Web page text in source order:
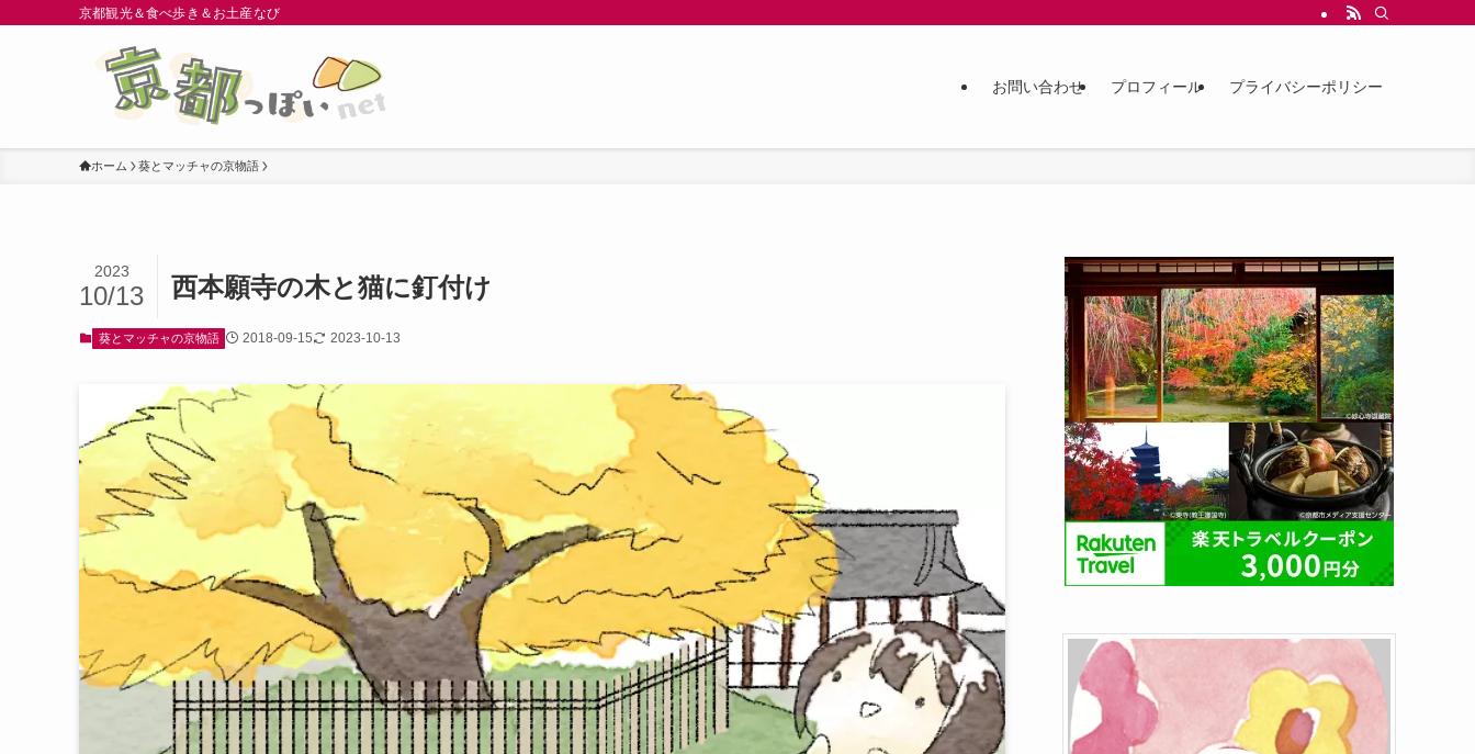
京都観光＆食べ歩き＆お土産なび
お問い合わせ プロフィール プライバシーポリシー
ホーム 葵とマッチャの京物語
西本願寺の木と猫に釘付け
2023
10/13
葵とマッチャの京物語 2018-09-15 2023-10-13